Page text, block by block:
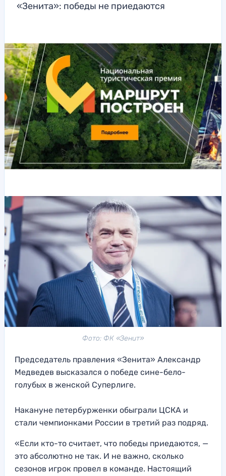
«Зенита»: победы не приедаются
Фото: ФК «Зенит»
Председатель правления «Зенита» Александр
Медведев высказался о победе сине-бело-
голубых в женской Суперлиге.
Накануне петербурженки обыграли ЦСКА и
стали чемпионками России в третий раз подряд.
«Если кто-то считает, что победы приедаются, —
это абсолютно не так. И не важно, сколько
сезонов игрок провел в команде. Настоящий